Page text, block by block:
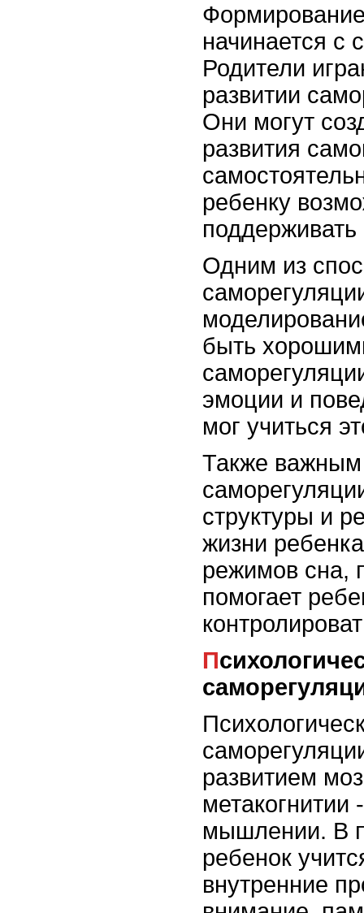
начинается с
Родители
развитии
Они могут
развития
ребенку
поддерживать
Одним из
быть
эмоции и
мог учиться
Также важным
структуры и
жизни
режимов сна,
помогает
Психологические основы
развитием
мышлении. В
ребенок
внутренние